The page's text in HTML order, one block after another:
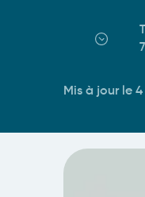
Mis à jour le